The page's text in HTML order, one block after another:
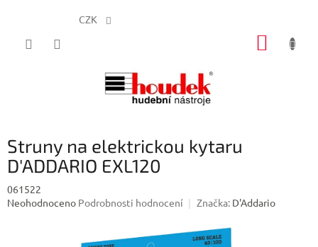
CZK
Struny na elektrickou kytaru
D'ADDARIO EXL120
061522
Průměrné
Neohodnoceno Podrobnosti hodnocení Značka: D'Addario